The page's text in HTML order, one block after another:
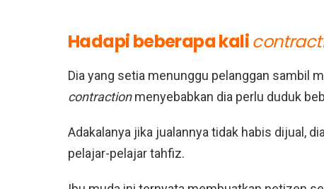
Hadapi beberapa kali
Dia yang setia menunggu pelanggan sambil
contractionmenyebabkan dia perlu duduk
Adakalanya jika jualannya tidak habis dijual,
pelajar-pelajar tahfiz.